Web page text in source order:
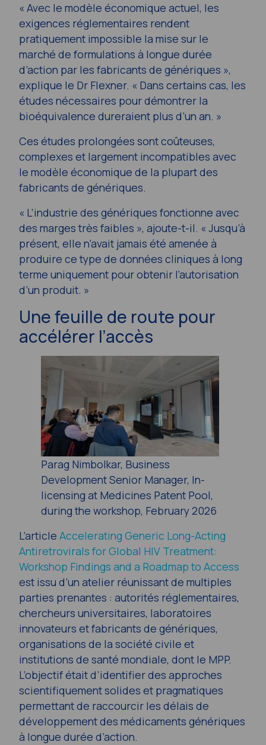
« Avec le modèle économique actuel, les
exigences réglementaires rendent
pratiquement impossible la mise sur le
marché de formulations à longue durée
d’action par les fabricants de génériques »,
explique le Dr Flexner. « Dans certains cas, les
études nécessaires pour démontrer la
bioéquivalence dureraient plus d’un an. »
Ces études prolongées sont coûteuses,
complexes et largement incompatibles avec
le modèle économique de la plupart des
fabricants de génériques.
« L’industrie des génériques fonctionne avec
des marges très faibles », ajoute-t-il. « Jusqu’à
présent, elle n’avait jamais été amenée à
produire ce type de données cliniques à long
terme uniquement pour obtenir l’autorisation
d’un produit. »
Une feuille de route pour
accélérer l’accès
Parag Nimbolkar, Business
Development Senior Manager, In-
licensing at Medicines Patent Pool,
during the workshop, February 2026
L’article Accelerating Generic Long-Acting
Antiretrovirals for Global HIV Treatment:
Workshop Findings and a Roadmap to Access
est issu d’un atelier réunissant de multiples
parties prenantes : autorités réglementaires,
chercheurs universitaires, laboratoires
innovateurs et fabricants de génériques,
organisations de la société civile et
institutions de santé mondiale, dont le MPP.
L’objectif était d’identifier des approches
scientifiquement solides et pragmatiques
permettant de raccourcir les délais de
développement des médicaments génériques
à longue durée d’action.